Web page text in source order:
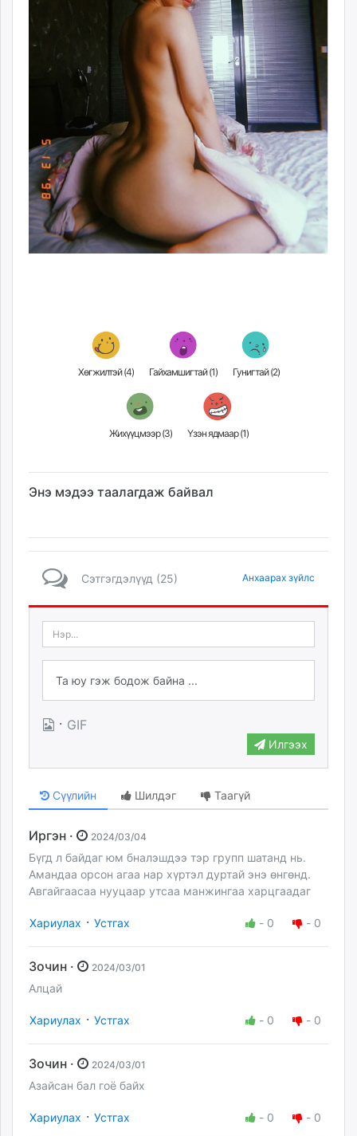
Хөгжилтэй (4) Гайхамшигтай (1) Гунигтай (2)
Жихүүцмээр (3) Үзэн ядмаар (1)
Энэ мэдээ таалагдаж байвал
Сэтгэгдэлүүд (25) Анхаарах зүйлс
· GIF
Илгээх
Сүүлийн Шилдэг Таагүй
Иргэн · 2024/03/04
Бүгд л байдаг юм бналэшдээ тэр групп шатанд нь.
Амандаа орсон агаа нар хүртэл дуртай энэ өнгөнд.
Авгайгаасаа нууцаар утсаа манжингаа харцгаадаг
Хариулах · Устгах - 0 - 0
Зочин · 2024/03/01
Алцай
Хариулах · Устгах - 0 - 0
Зочин · 2024/03/01
Азайсан бал гоё байх
Хариулах · Устгах - 0 - 0